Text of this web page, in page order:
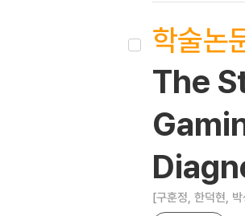
학술논
The
[구훈정, 한덕현,